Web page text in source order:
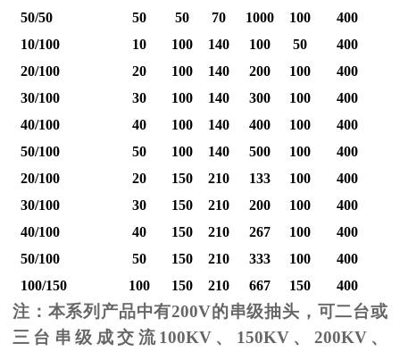
50/50
50 50 70 1000 100 400
10/100
10 100 140 100 50 400
20/100
20 100 140 200 100 400
30/100
30 100 140 300 100 400
40/100
40 100 140 400 100 400
50/100
50 100 140 500 100 400
20/100
20 150 210 133 100 400
30/100
30 150 210 200 100 400
40/100
40 150 210 267 100 400
50/100
50 150 210 333 100 400
100/150
100 150 210 667 150 400
注：本系列产品中有200V的串级抽头，可二台或
三台串级成交流100KV、 150KV、 200KV、